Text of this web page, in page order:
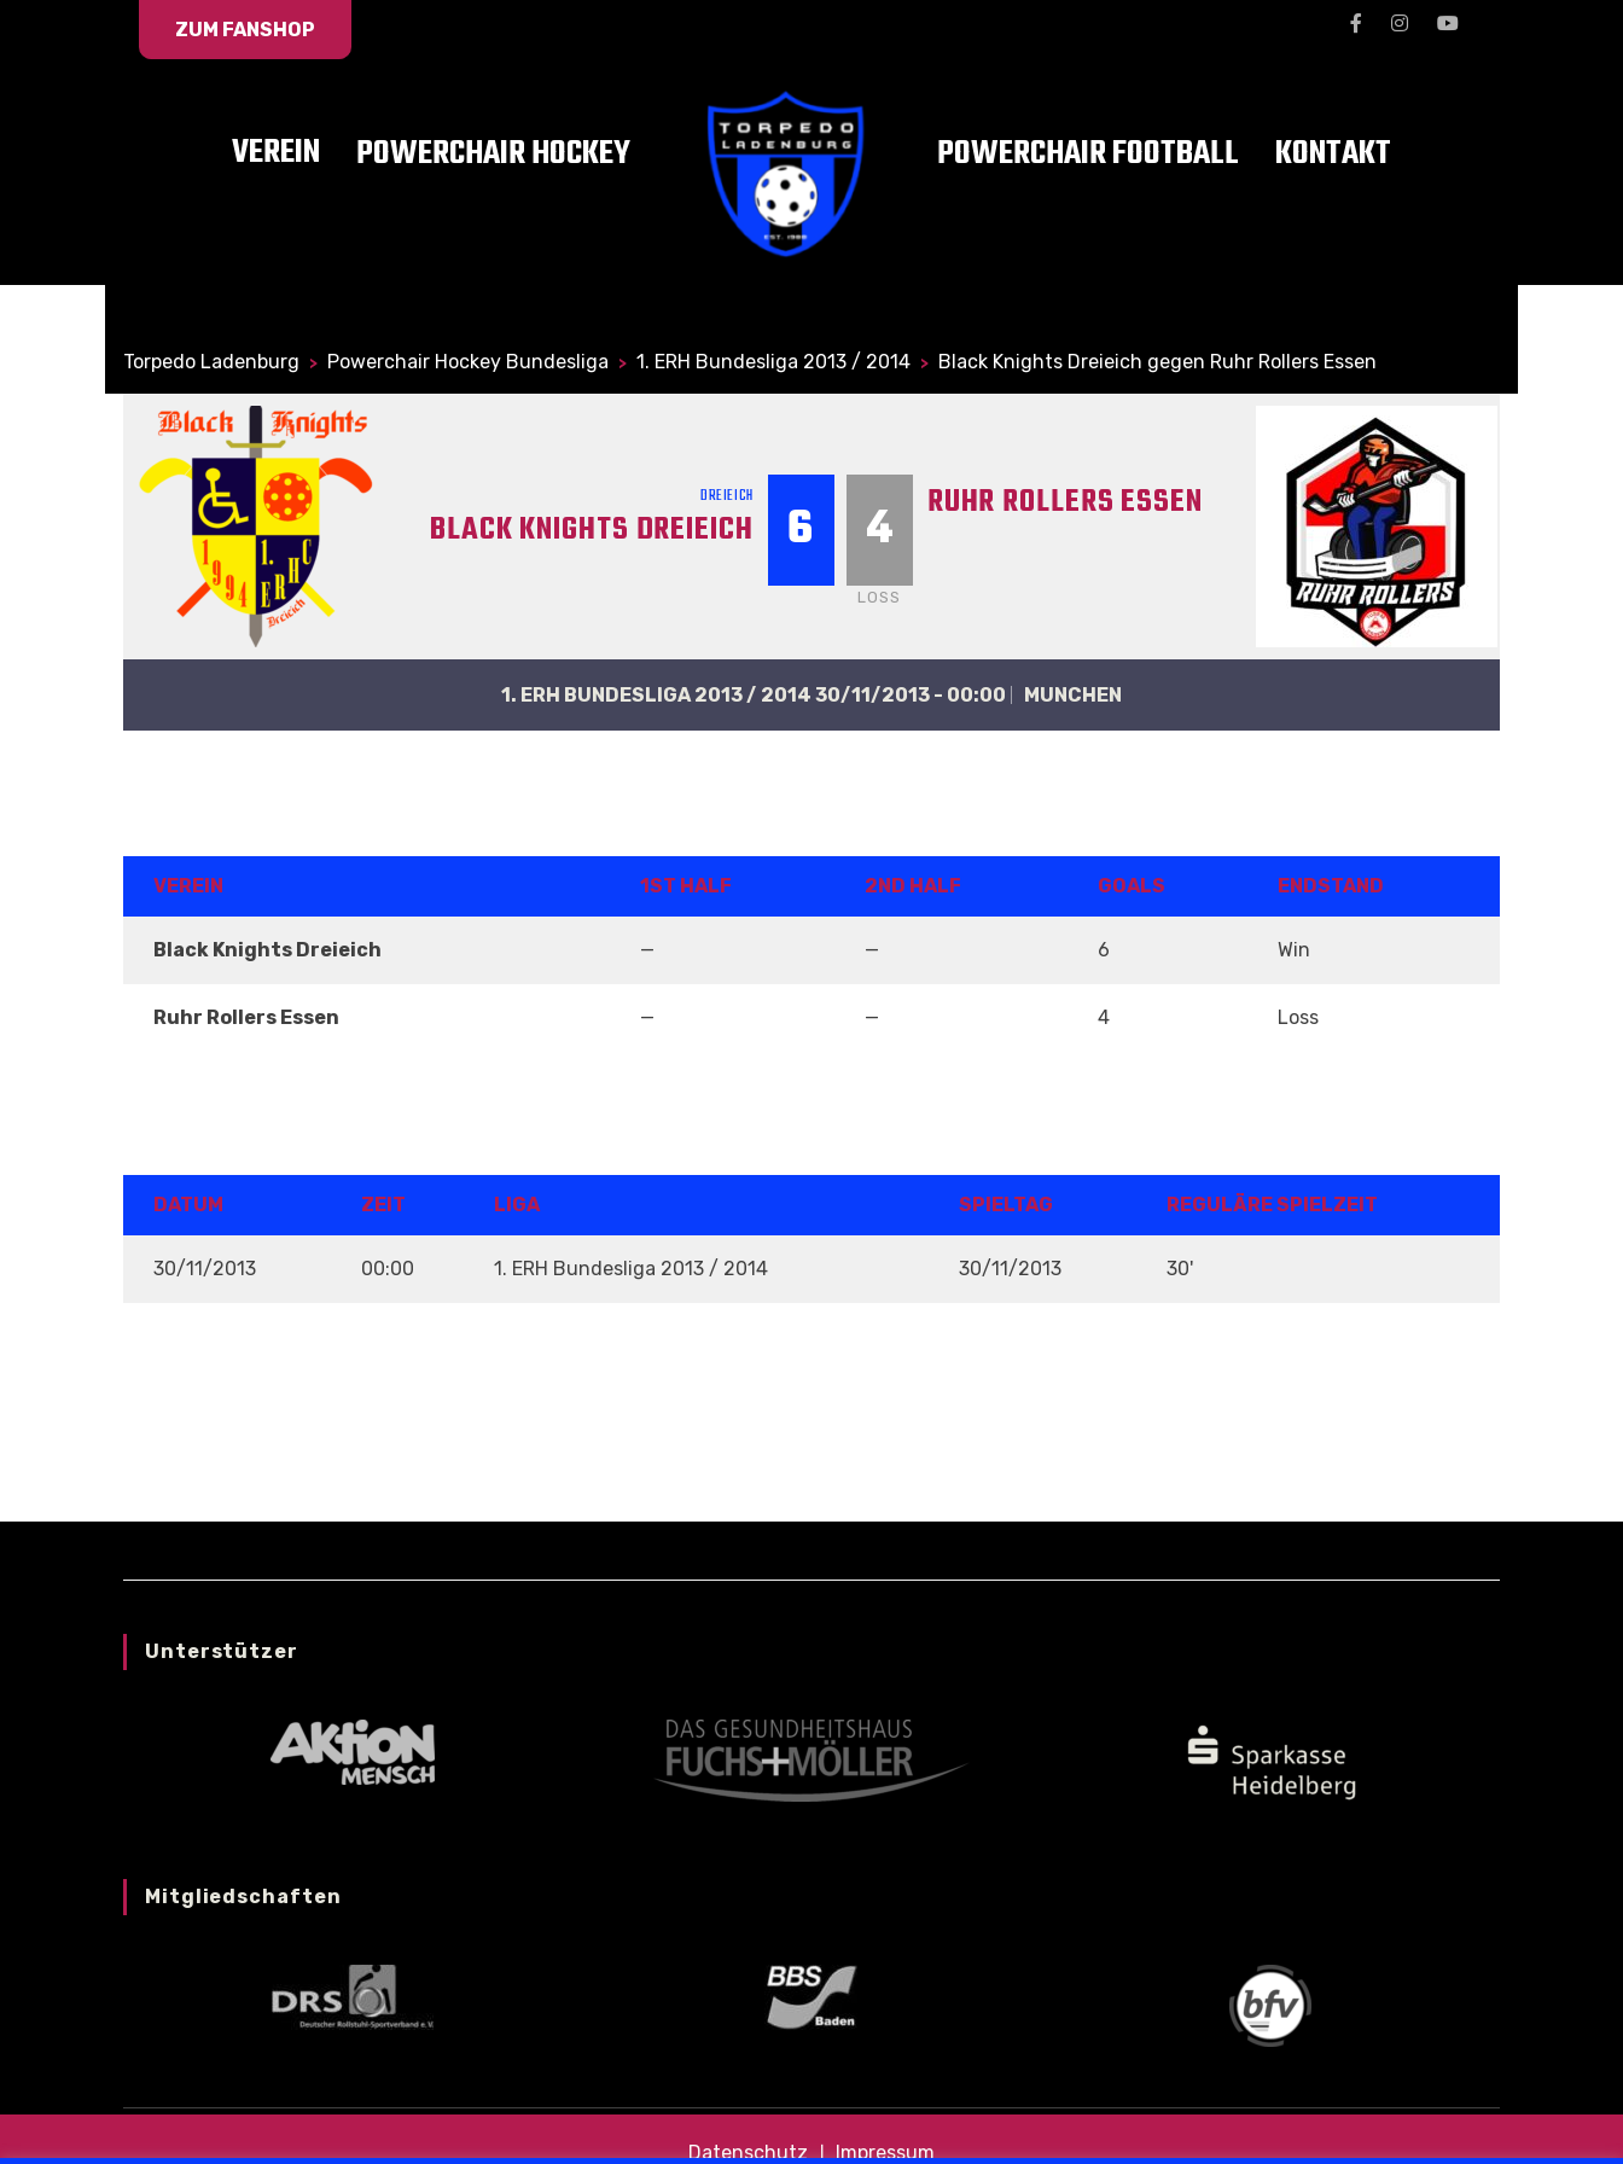
ZUM FANSHOP
VEREIN POWERCHAIR HOCKEY POWERCHAIR FOOTBALL KONTAKT
Torpedo Ladenburg > Powerchair Hockey Bundesliga > 1. ERH Bundesliga 2013 / 2014 > Black Knights Dreieich gegen Ruhr Rollers Essen
DREIEICH
BLACK KNIGHTS DREIEICH 6 4
LOSS
RUHR ROLLERS ESSEN
1. ERH BUNDESLIGA 2013 / 2014 30/11/2013 - 00:00 MÜNCHEN
VEREIN 1ST HALF 2ND HALF GOALS ENDSTAND
Black Knights Dreieich — — 6 Win
Ruhr Rollers Essen — — 4 Loss
DATUM ZEIT LIGA SPIELTAG REGULÄRE SPIELZEIT
30/11/2013 00:00 1. ERH Bundesliga 2013 / 2014 30/11/2013 30'
Unterstützer
Mitgliedschaften
Datenschutz ❘ Impressum